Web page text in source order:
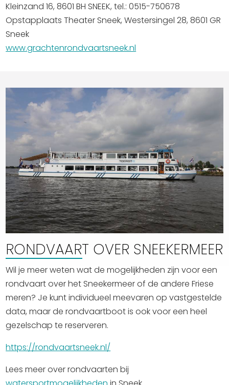
Kleinzand 16, 8601 BH SNEEK, tel.: 0515-750678
Opstapplaats Theater Sneek, Westersingel 28, 8601 GR
Sneek
www.grachtenrondvaartsneek.nl
RONDVAART OVER SNEEKERMEER
Wil je meer weten wat de mogelijkheden zijn voor een
rondvaart over het Sneekermeer of de andere Friese
meren? Je kunt individueel meevaren op vastgestelde
data, maar de rondvaartboot is ook voor een heel
gezelschap te reserveren.
https://rondvaartsneek.nl/
Lees meer over rondvaarten bij